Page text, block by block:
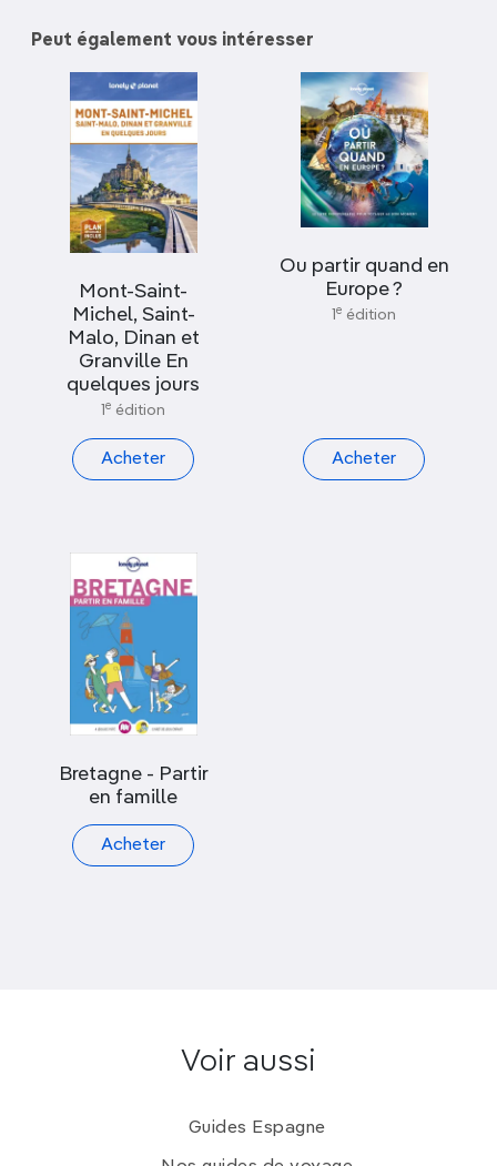
Peut également vous intéresser
Mont-Saint-
Michel, Saint-
Malo, Dinan et
Granville En
quelques jours
e édition
Acheter
Ou partir quand en
Europe ?
e édition
Acheter
Bretagne - Partir
en famille
Acheter
Voir aussi
Guides Espagne